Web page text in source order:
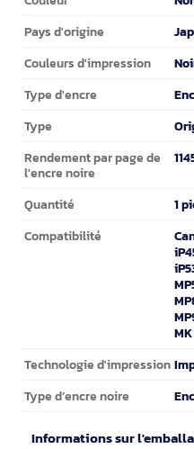
Pays d'origine
Couleurs d'impression
Type d'encre
Type
Rendement par page de
l'encre noire
Quantité 1
Compatibilité
Technologie d'impression
Type d’encre noire
Informations sur